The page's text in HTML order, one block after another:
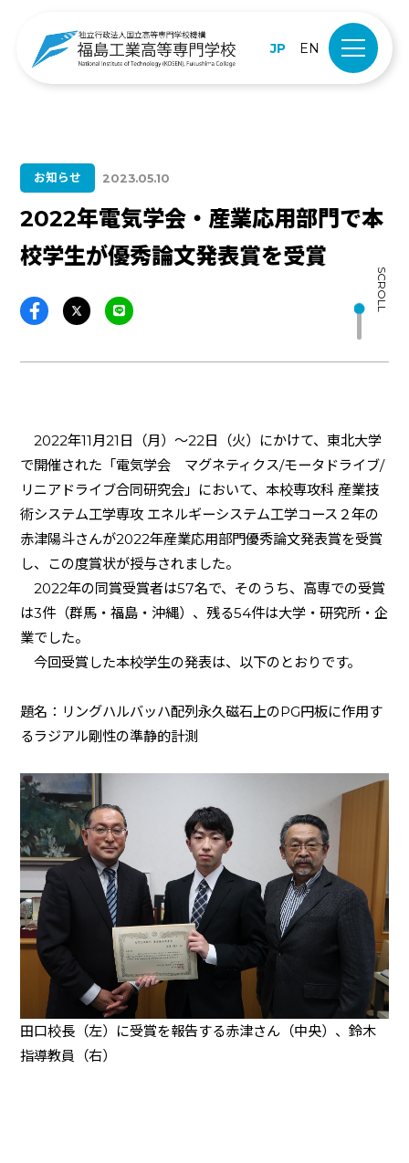
JP EN
お知らせ 2023.05.10
2022年電気学会・産業応用部門で本
校学生が優秀論文発表賞を受賞
SCROLL
2022年11 月21 日（月）～22日（火）にかけて、東北大学
で開催された「電気学会 マグネティクス/モータドライブ/
リニアドライブ合同研究会」において、本校専攻科 産業技
術システム工学専攻 エネルギーシステム工学コース２年の
赤津陽斗さんが2022年産業応用部門優秀論文発表賞を受賞
し、この度賞状が授与されました。
2022年の同賞受賞者は57名で、そのうち、高専での受賞
は3件（群馬・福島・沖縄）、残る54件は大学・研究所・企
業でした。
今回受賞した本校学生の発表は、以下のとおりです。
題名：リングハルバッハ配列永久磁石上のPG円板に作用す
るラジアル剛性の準静的計測
田口校長（左）に受賞を報告する赤津さん（中央）、鈴木
指導教員（右）